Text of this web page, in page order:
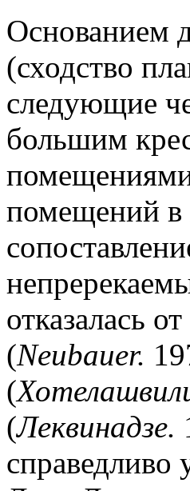
Основанием
(сходство
следующие
большим
помещений
отказалась
(Neubauer.
(
(Леквинадзе.
справедливо